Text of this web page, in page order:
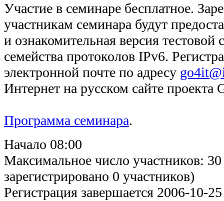
Участие в семинаре бесплатное.
участникам семинара будут
и ознакомительная версия тестовой
семейства протоколов IPv6.
электронной почте по адресу
Интернет на русском сайте проекта
Программа семинара.
Начало 08:00
Максимальное число участников:
зарегистрировано 0 участников)
Регистрация завершается 2006-10-